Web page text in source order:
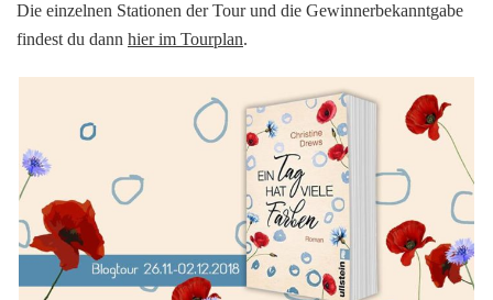
Die einzelnen Stationen der Tour und die Gewinnerbekanntgabe
findest du dann hier im Tourplan.